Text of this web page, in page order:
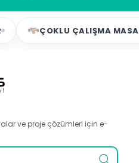
ÇOKLU ÇALIŞMA MASALARI
ve proje çözümleri için e-